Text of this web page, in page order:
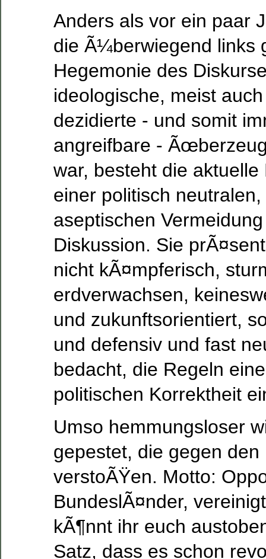
Anders als vor ein paar
die Ã¼berwiegend links
Hegemonie des
ideologische, meist
dezidierte - und somit
angreifbare -
war, besteht die
einer politisch
aseptischen
Diskussion. Sie
nicht kÃ¤mpferisch,
erdverwachsen,
und zukunftsorientiert,
und defensiv und fast
bedacht, die Regeln
politischen Korrektheit
Umso hemmungsloser
gepestet, die gegen den
verstoÃŸen. Motto:
BundeslÃ¤nder,
kÃ¶nnt ihr euch
Satz, dass es schon